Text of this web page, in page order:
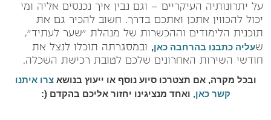
על יתרונותיה העיקריים – וגם נבין איך נכנסים אליה ומי
יכול להכווין אתכן ואתכם בדרך. חשוב להכיר גם את
תוכנית הלימודים וההכשרות של מנהלת "שער לעתיד",
שעליה כתבנו בהרחבה כאן, ובמסגרתה תוכלו לנצל את
חודשי השירות האחרונים שלכם לטובת רכישת השכלה.
ובכל מקרה, אם תצטרכו סיוע נוסף או ייעוץ בנושאצרו איתנו
קשר כאן, ואחד מנציגינו יחזור אליכם בהקדם (: